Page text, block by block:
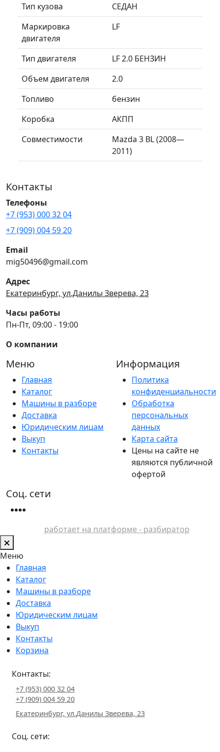
Тип кузова
СЕДАН
Маркировка
двигателя
LF
Тип двигателя
LF 2.0 БЕНЗИН
Объем двигателя
2.0
Топливо
бензин
Коробка
АКПП
Совместимости
Mazda 3 BL (2008—
2011)
Контакты
Телефоны
+7 (953) 000 32 04
+7 (909) 004 59 20
Email
mig50496@gmail.com
Адрес
Екатеринбург, ул.Данилы Зверева, 23
Часы работы
Пн-Пт, 09:00 - 19:00
О компании
Меню
Главная
Каталог
Машины в разборе
Доставка
Юридическим лицам
Выкуп
Контакты
Информация
Политика
конфиденциальности
Обработка
персональных
данных
Карта сайта
Цены на сайте не
являются публичной
офертой
Соц. сети
работает на платформе - разбиратор
Меню
Главная
Каталог
Машины в разборе
Доставка
Юридическим лицам
Выкуп
Контакты
Корзина
Контакты:
+7 (953) 000 32 04
+7 (909) 004 59 20
Екатеринбург, ул.Данилы Зверева, 23
Соц. сети: